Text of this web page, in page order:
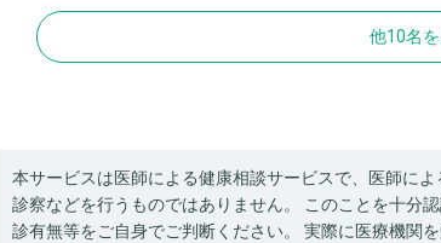
他10名
本サービスは医師による健康相談サービスで、医師に
診察などを行うものではありません。 このことを十分
診有無等をご自身でご判断ください。 実際に医療機関